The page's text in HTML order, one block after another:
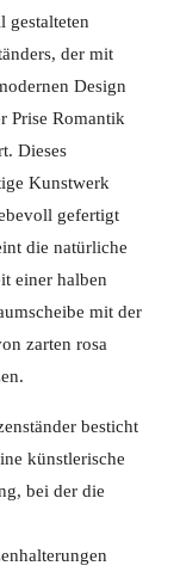
gestalteten
der mit
Design
Prise Romantik
Dieses
Kunstwerk
gefertigt
die natürliche
einer halben
mit der
zarten rosa
besticht
künstlerische
bei der die